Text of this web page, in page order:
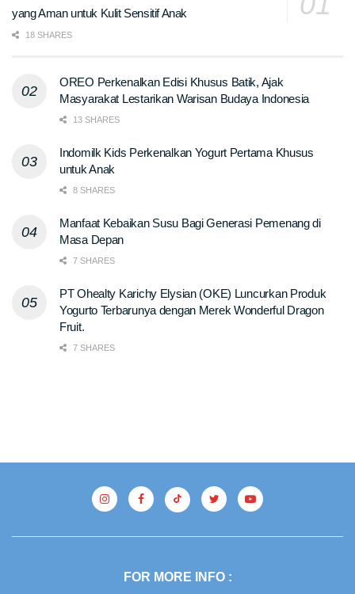
yang Aman untuk Kulit Sensitif Anak
18 SHARES
OREO Perkenalkan Edisi Khusus Batik, Ajak
Masyarakat Lestarikan Warisan Budaya Indonesia
13 SHARES
Indomilk Kids Perkenalkan Yogurt Pertama Khusus
untuk Anak
8 SHARES
Manfaat Kebaikan Susu Bagi Generasi Pemenang di
Masa Depan
7 SHARES
PT Ohealty Karichy Elysian (OKE) Luncurkan Produk
Yogurto Terbarunya dengan Merek Wonderful Dragon
Fruit.
7 SHARES
FOR MORE INFO :